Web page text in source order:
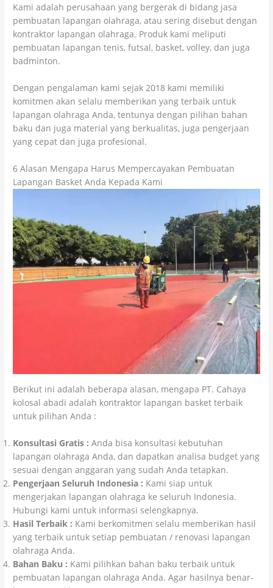
Kami adalah perusahaan yang bergerak di bidang jasa
pembuatan lapangan olahraga, atau sering disebut dengan
kontraktor lapangan olahraga. Produk kami meliputi
pembuatan lapangan tenis, futsal, basket, volley, dan juga
badminton.
Dengan pengalaman kami sejak 2018 kami memiliki
komitmen akan selalu memberikan yang terbaik untuk
lapangan olahraga Anda, tentunya dengan pilihan bahan
baku dan juga material yang berkualitas, juga pengerjaan
yang cepat dan juga profesional.
6 Alasan Mengapa Harus Mempercayakan Pembuatan
Lapangan Basket Anda Kepada Kami
Berikut ini adalah beberapa alasan, mengapa PT. Cahaya
kolosal abadi adalah kontraktor lapangan basket terbaik
untuk pilihan Anda :
Konsultasi Gratis : Anda bisa konsultasi kebutuhan
lapangan olahraga Anda, dan dapatkan analisa budget yang
sesuai dengan anggaran yang sudah Anda tetapkan.
Pengerjaan Seluruh Indonesia : Kami siap untuk
mengerjakan lapangan olahraga ke seluruh Indonesia.
Hubungi kami untuk informasi selengkapnya.
Hasil Terbaik : Kami berkomitmen selalu memberikan hasil
yang terbaik untuk setiap pembuatan / renovasi lapangan
olahraga Anda.
Bahan Baku : Kami pilihkan bahan baku terbaik untuk
pembuatan lapangan olahraga Anda. Agar hasilnya benar-